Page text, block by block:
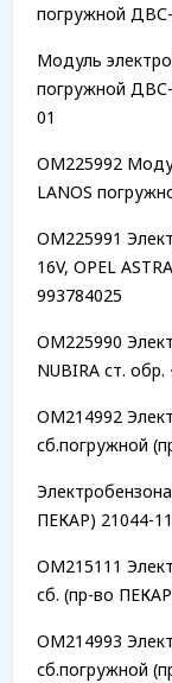
погружной
Модуль
погружной
01
OM225992
LANOS
OM225991
16V, OPEL
993784025
OM225990
NUBIRA ст.
OM214992
сб.погружной
ПЕКАР) 21044-
OM215111
сб. (пр-во
OM214993
сб.погружной